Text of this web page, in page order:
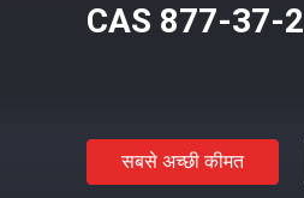
CAS 877-37-2
सबसे अच्छी कीमत